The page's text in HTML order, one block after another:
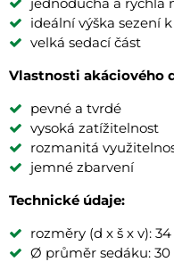
ideální výška sezení
velká sedací část
Vlastnosti akáciového
pevné a tvrdé
vysoká zatížitelnost
rozmanitá
jemné zbarvení
Technické údaje:
rozměry (d x š x v):
Ø průměr sedáku: 30